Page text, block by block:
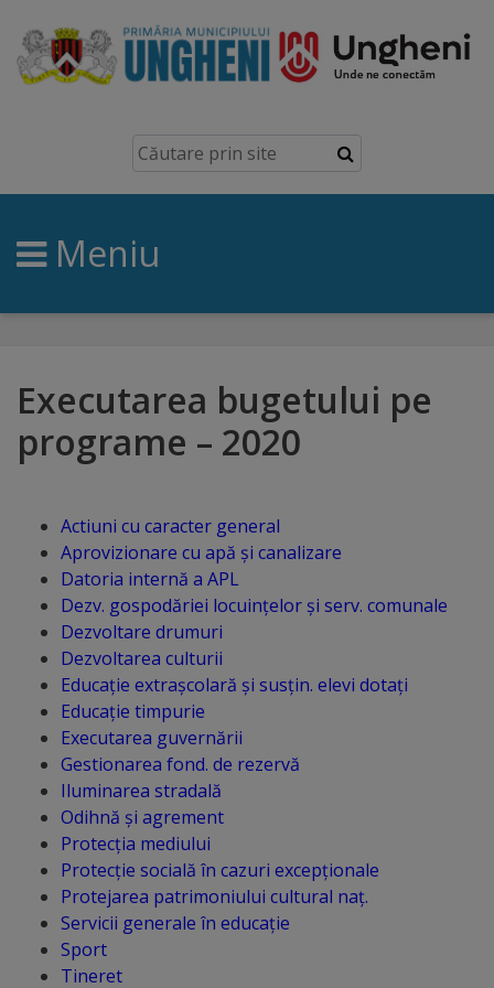
Ungheni
Prezentare
generală
Simbolurile
brand
Orașe
Distincții
Cetățeni
de
onoare
Deținători
ai
titlului
„Merite
pentru
Ungheni”
Meniu
Executarea bugetului pe
programe – 2020
Actiuni cu caracter general
Aprovizionare cu apă și canalizare
Datoria internă a APL
Dezv. gospodăriei locuințelor și serv. comunale
Dezvoltare drumuri
Dezvoltarea culturii
Educație extrașcolară și susțin. elevi dotați
Educație timpurie
Executarea guvernării
Gestionarea fond. de rezervă
Iluminarea stradală
Odihnă și agrement
Protecția mediului
Protecție socială în cazuri excepționale
Protejarea patrimoniului cultural naț.
Servicii generale în educație
Sport
Tineret